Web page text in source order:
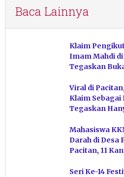
Baca Lainnya
Klaim
Imam Mahdi
Tegaskan
Viral di
Klaim Sebagai
Tegaskan
Mahasiswa
Darah di Desa
Pacitan, 11
Seri Ke-14